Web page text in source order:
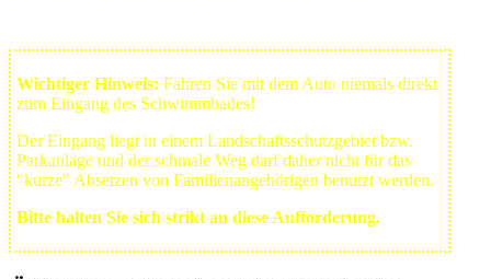
Wichtiger Hinweis: Fahren Sie mit dem Auto niemals direkt
zum Eingang des Schwimmbades!
Der Eingang liegt in einem Landschafts­schutzgebiet bzw.
Park­anlage und der schmale Weg darf daher nicht für das
"kurze" Absetzen von Familienangehörigen benutzt werden.
Bitte halten Sie sich strikt an diese Aufforderung.